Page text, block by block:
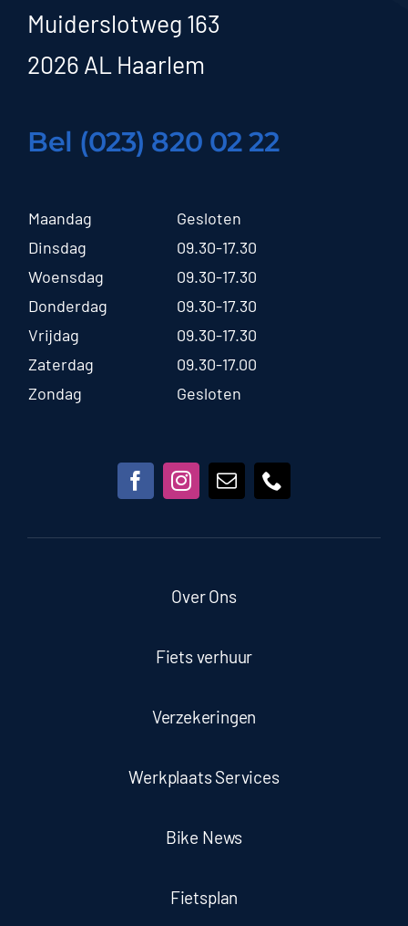
Muiderslotweg 163
2026 AL Haarlem
Bel (023) 820 02 22
Maandag
Gesloten
Dinsdag
09.30-17.30
Woensdag
09.30-17.30
Donderdag
09.30-17.30
Vrijdag
09.30-17.30
Zaterdag
09.30-17.00
Zondag
Gesloten
Over Ons
Fiets verhuur
Verzekeringen
Werkplaats Services
Bike News
Fietsplan